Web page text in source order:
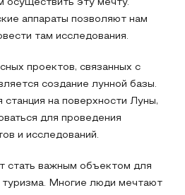
эту мечту.
аппараты позволяют нам
там исследования.
проектов, связанных с
создание лунной базы.
станция на поверхности Луны,
для проведения
и исследований.
стать важным объектом для
туризма. Многие люди мечтают